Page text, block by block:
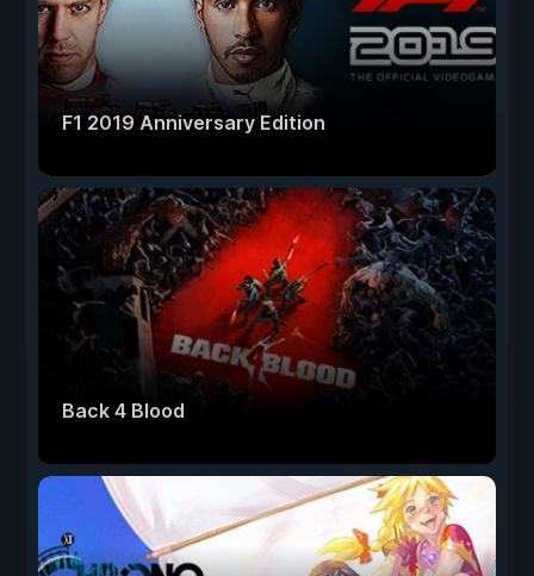
F1 2019 Anniversary Edition
Back 4 Blood